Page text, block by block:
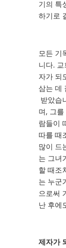
기의 특
하기로
모든 기
니다.
자가 되
삼는 데
받았습
며, 그
람들이
따를 때
많이 드
는 그녀
할 때조
는 누군
으로써
난 후에
제자가